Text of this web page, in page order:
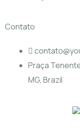
Contato
Praça
MG, Brazil